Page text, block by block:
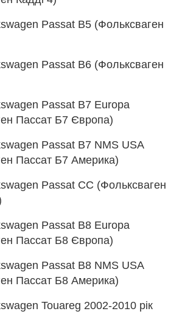
Passat B5 (Фольксваген
Passat B6 (Фольксваген
Passat B7 Europa
Пассат Б7 Європа)
Passat B7 NMS USA
Пассат Б7 Америка)
Passat CC (Фольксваген
Passat B8 Europa
Пассат Б8 Європа)
Passat B8 NMS USA
Пассат Б8 Америка)
Touareg 2002-2010 рік